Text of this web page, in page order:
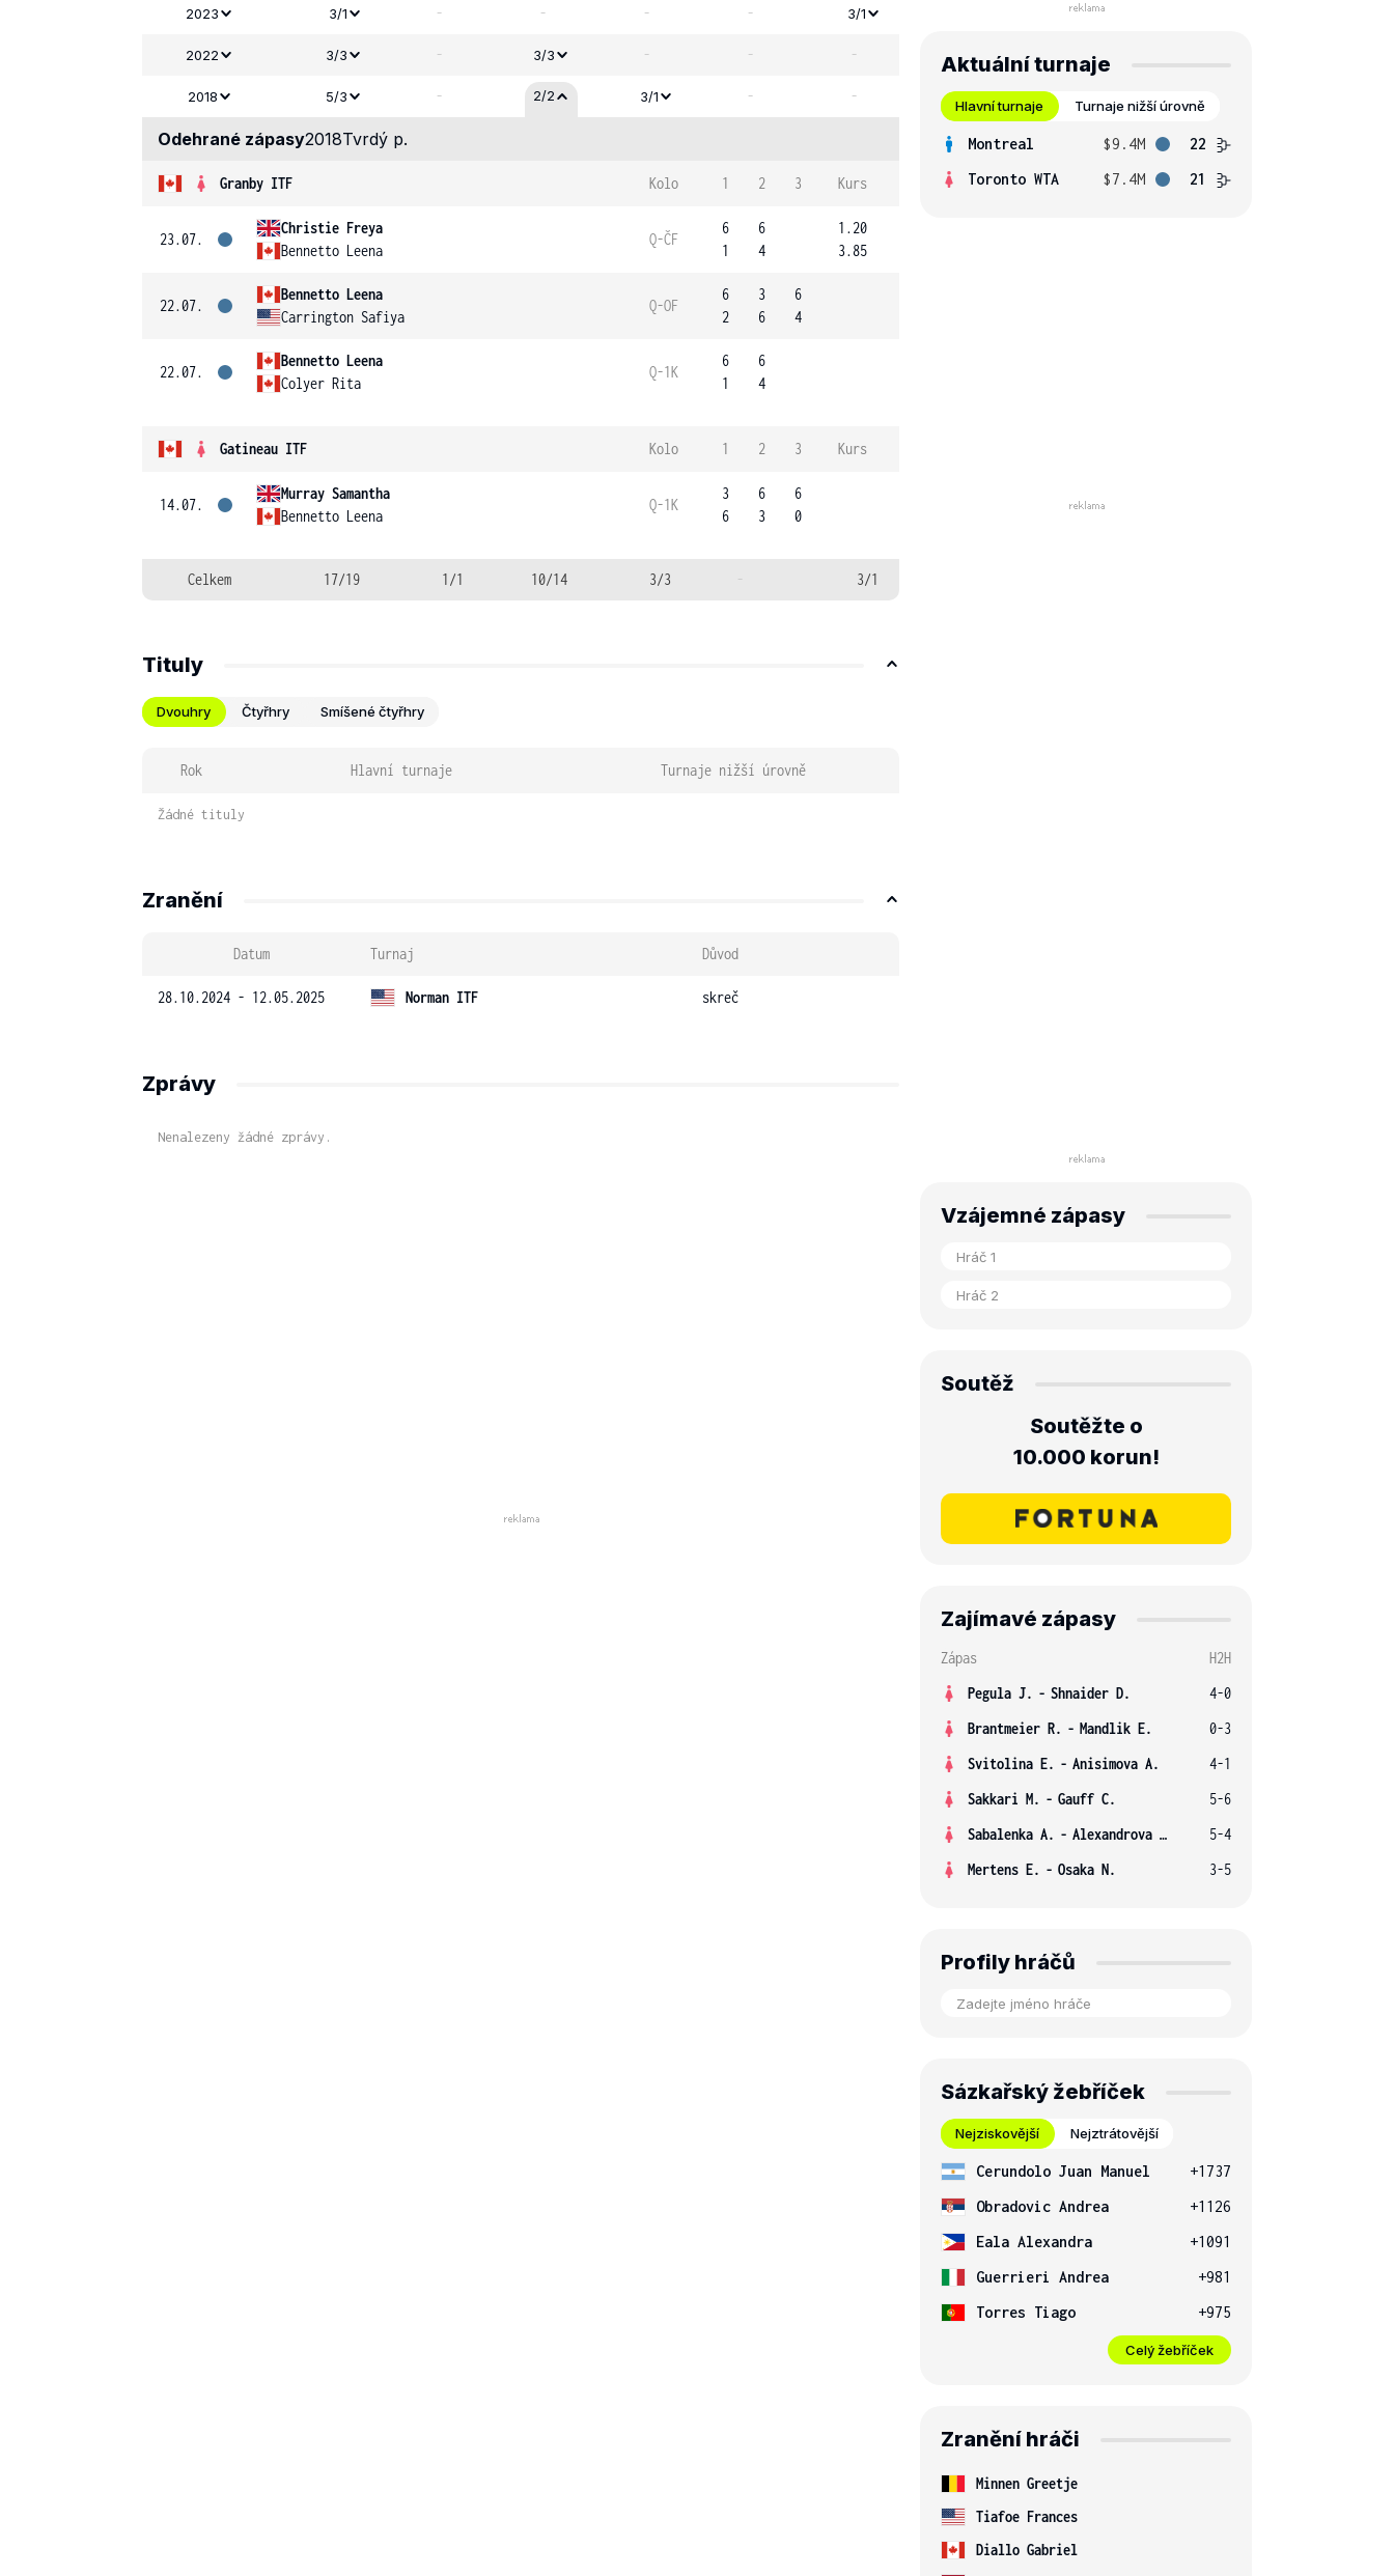
2023 3/1 - - - - 3/1
2022 3/3 - 3/3 - - -
2018 5/3 - 2/2 3/1 - -
Odehrané zápasy2018Tvrdý p.
Granby ITF Kolo 1 2 3 Kurs
23.07.
Christie Freya
Bennetto Leena
Q-ČF
6
1
6
4
1.20
3.85
22.07.
Bennetto Leena
Carrington Safiya
Q-OF
6
2
3
6
6
4
22.07.
Bennetto Leena
Colyer Rita
Q-1K
6
1
6
4
Gatineau ITF Kolo 1 2 3 Kurs
14.07.
Murray Samantha
Bennetto Leena
Q-1K
3
6
6
3
6
0
Celkem 17/19 1/1 10/14 3/3 - 3/1
Tituly
Dvouhry Čtyřhry Smíšené čtyřhry
Rok Hlavní turnaje Turnaje nižší úrovně
Žádné tituly
Zranění
Datum Turnaj Důvod
28.10.2024 - 12.05.2025 Norman ITF skreč
Zprávy
Nenalezeny žádné zprávy.
Aktuální turnaje
Hlavní turnaje Turnaje nižší úrovně
Montreal $9.4M
22
Toronto WTA
$7.4M 21
Vzájemné zápasy
Soutěž
Soutěžte o
10.000 korun!
Zajímavé zápasy
Zápas
H2H
Pegula J. - Shnaider D.
4-0
Brantmeier R. - Mandlik E.
0-3
Svitolina E. - Anisimova A.
4-1
Sakkari M. - Gauff C.
5-6
Sabalenka A. - Alexandrova E.
5-4
Mertens E. - Osaka N. 3-5
Profily hráčů
Sázkařský žebříček
Nejziskovější Nejztrátovější
Cerundolo Juan Manuel
+1737
Obradovic Andrea
+1126
Eala Alexandra
+1091
Guerrieri Andrea
+981
Torres Tiago
+975
Celý žebříček
Zranění hráči
Minnen Greetje
Tiafoe Frances
Diallo Gabriel